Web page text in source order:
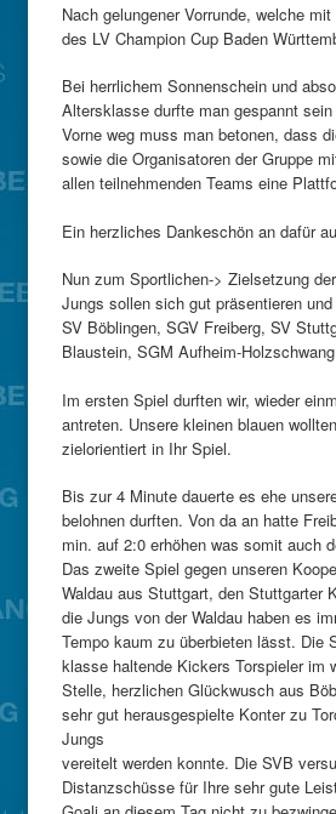
Nach gelungener Vorrunde, welche
des LV Champion Cup Baden
Bei herrlichem Sonnenschein und
Altersklasse durfte man gespannt
Vorne weg muss man betonen, dass
sowie die Organisatoren der Gruppe
allen teilnehmenden Teams eine
Ein herzliches Dankeschön an dafür
Nun zum Sportlichen-> Zielsetzung
Jungs sollen sich gut präsentieren
SV Böblingen, SGV Freiberg, SV
Blaustein, SGM Aufheim-
Im ersten Spiel durften wir, wieder
antreten. Unsere kleinen blauen
zielorientiert in Ihr Spiel.
Bis zur 4 Minute dauerte es ehe
belohnen durften. Von da an hatte
min. auf 2:0 erhöhen was somit auch
Das zweite Spiel gegen unseren
Waldau aus Stuttgart, den Stuttgarter
die Jungs von der Waldau haben es
Tempo kaum zu überbieten lässt. Die
klasse haltende Kickers Torspieler im
Stelle, herzlichen Glückwusch aus
sehr gut herausgespielte Konter zu
Jungs
vereitelt werden konnte. Die SVB
Distanzschüsse für Ihre sehr gute